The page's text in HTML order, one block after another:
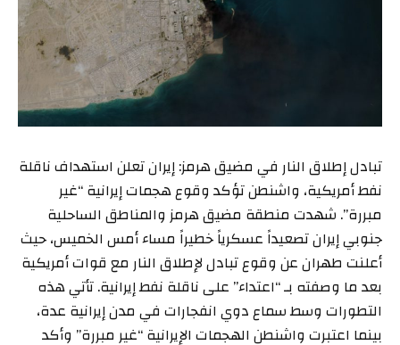
تبادل إطلاق النار في مضيق هرمز: إيران تعلن استهداف ناقلة
نفط أمريكية، واشنطن تؤكد وقوع هجمات إيرانية “غير
مبررة”. شهدت منطقة مضيق هرمز والمناطق الساحلية
جنوبي إيران تصعيداً عسكرياً خطيراً مساء أمس الخميس، حيث
أعلنت طهران عن وقوع تبادل لإطلاق النار مع قوات أمريكية
بعد ما وصفته بـ “اعتداء” على ناقلة نفط إيرانية. تأتي هذه
التطورات وسط سماع دوي انفجارات في مدن إيرانية عدة،
بينما اعتبرت واشنطن الهجمات الإيرانية “غير مبررة” وأكد